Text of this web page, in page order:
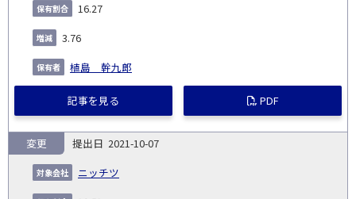
16.27
3.76
植島 幹九郎
記事を見る PDF
2021-10-07
ニッチツ
変更